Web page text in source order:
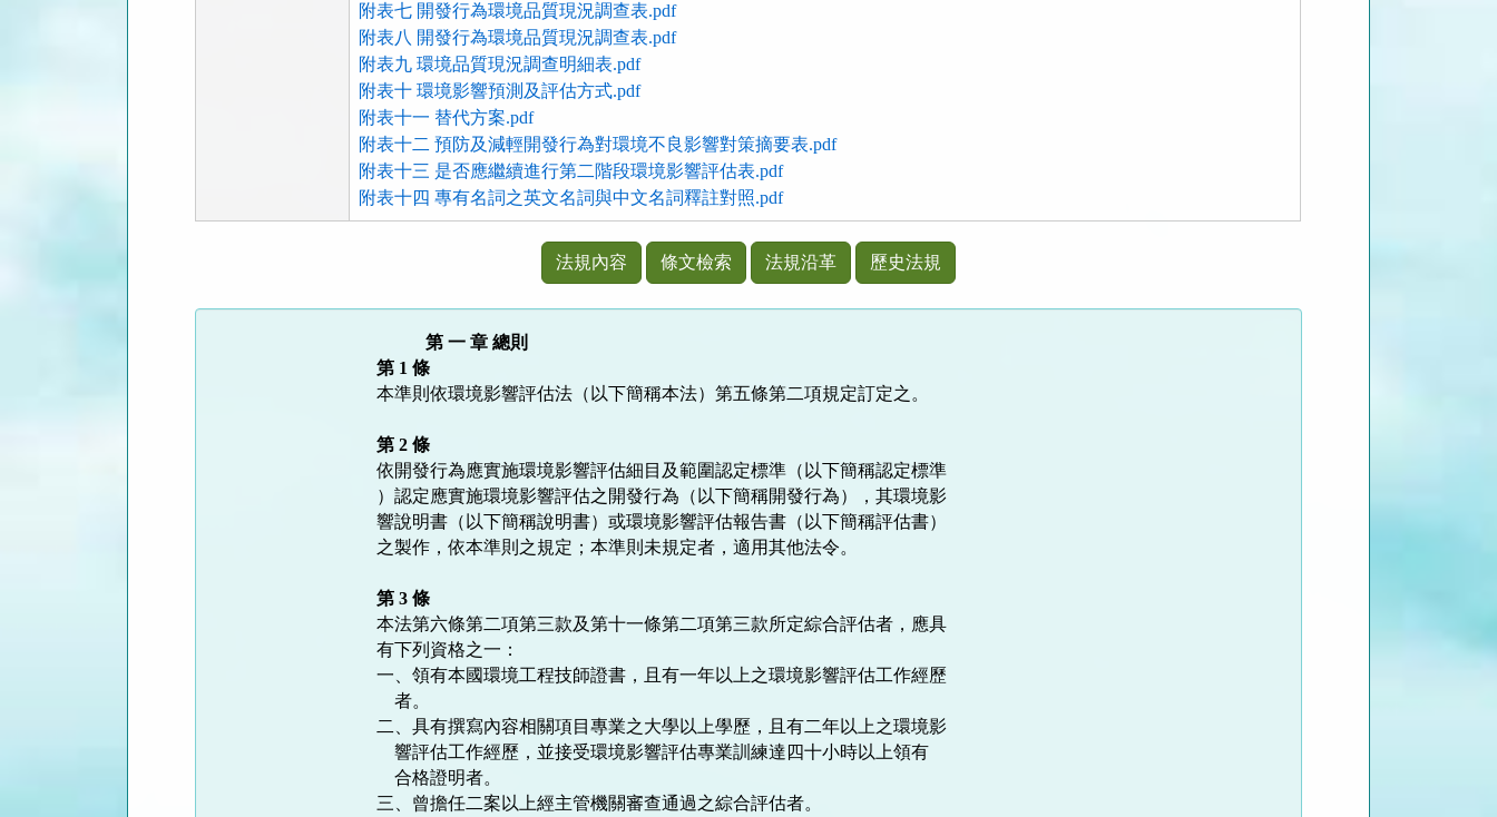
附表七 開發行為環境品質現況調查表.pdf
附表八 開發行為環境品質現況調查表.pdf
附表九 環境品質現況調查明細表.pdf
附表十 環境影響預測及評估方式.pdf
附表十一 替代方案.pdf
附表十二 預防及減輕開發行為對環境不良影響對策摘要表.pdf
附表十三 是否應繼續進行第二階段環境影響評估表.pdf
附表十四 專有名詞之英文名詞與中文名詞釋註對照.pdf
功
法規內容 條文檢索 法規沿革 歷史法規
第 一 章 總則
第 1 條
本準則依環境影響評估法（以下簡稱本法）第五條第二項規定訂定之。
第 2 條
依開發行為應實施環境影響評估細目及範圍認定標準（以下簡稱認定標準
）認定應實施環境影響評估之開發行為（以下簡稱開發行為），其環境影
響說明書（以下簡稱說明書）或環境影響評估報告書（以下簡稱評估書）
之製作，依本準則之規定；本準則未規定者，適用其他法令。
第 3 條
本法第六條第二項第三款及第十一條第二項第三款所定綜合評估者，應具
有下列資格之一：
一、領有本國環境工程技師證書，且有一年以上之環境影響評估工作經歷
    者。
二、具有撰寫內容相關項目專業之大學以上學歷，且有二年以上之環境影
    響評估工作經歷，並接受環境影響評估專業訓練達四十小時以上領有
    合格證明者。
三、曾擔任二案以上經主管機關審查通過之綜合評估者。